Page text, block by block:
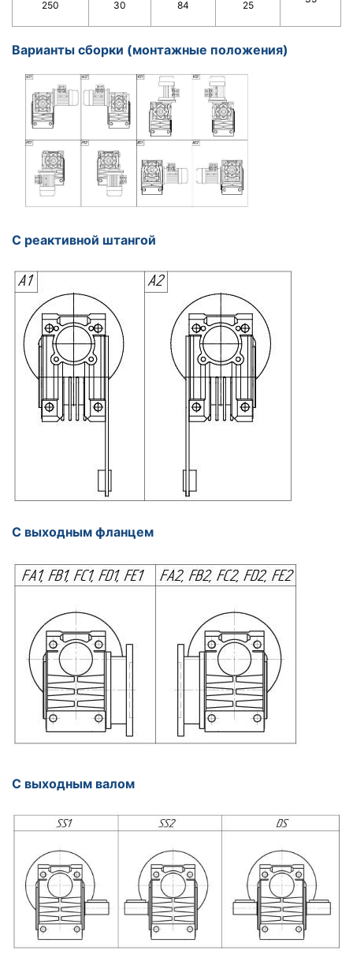
250 30 84 25
Варианты сборки (монтажные положения)
С реактивной штангой
С выходным фланцем
С выходным валом